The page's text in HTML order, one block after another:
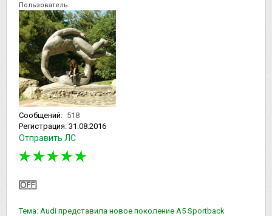
Пользователь
Сообщений: 518
Регистрация: 31.08.2016
Отправить ЛС
Тема: Audi представила новое поколение A5 Sportback